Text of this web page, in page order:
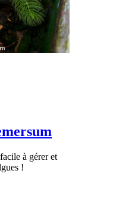
à gérer et
!